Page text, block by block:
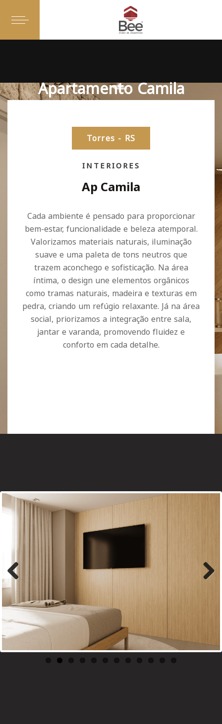
Apartamento Camila
Torres - RS
INTERIORES
Ap Camila
Cada ambiente é pensado para proporcionar
bem-estar, funcionalidade e beleza atemporal.
Valorizamos materiais naturais, iluminação
suave e uma paleta de tons neutros que
trazem aconchego e sofisticação. Na área
íntima, o design une elementos orgânicos
como tramas naturais, madeira e texturas em
pedra, criando um refúgio relaxante. Já na área
social, priorizamos a integração entre sala,
jantar e varanda, promovendo fluidez e
conforto em cada detalhe.
Previous